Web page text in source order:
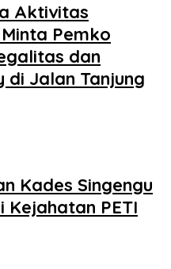
Aktivitas
Pemko
dan
Jalan Tanjung
Kades Singengu
Kejahatan PETI